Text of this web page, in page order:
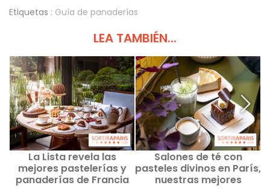
Etiquetas : Guía de panaderías
LEA TAMBIÉN...
La Lista revela las
mejores pastelerías y
panaderías de Francia
Salones de té con
pasteles divinos en París,
nuestras mejores